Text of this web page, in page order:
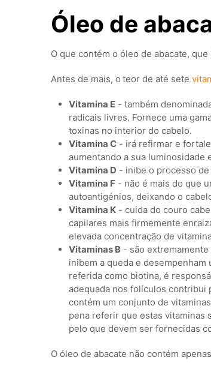
Óleo de
O que contém o óleo de abacate,
Antes de mais, o teor de até sete
Vitamina E- também
radicais livres. Fornece uma
toxinas no interior do cabelo.
Vitamina C- irá refirmar e
aumentando a sua
Vitamina D - inibe o processo
Vitamina F- não é mais do que
autoantigénios, deixando o
Vitamina K- cuida do couro
capilares mais firmemente
elevada concentração de
Vitaminas B- são extremamente
inibem a queda e
referida como biotina, é
adequada nos folículos contribui
contém um conjunto de
pena referir que estas vitaminas
pelo que devem ser fornecidas
O óleo de abacate não contém